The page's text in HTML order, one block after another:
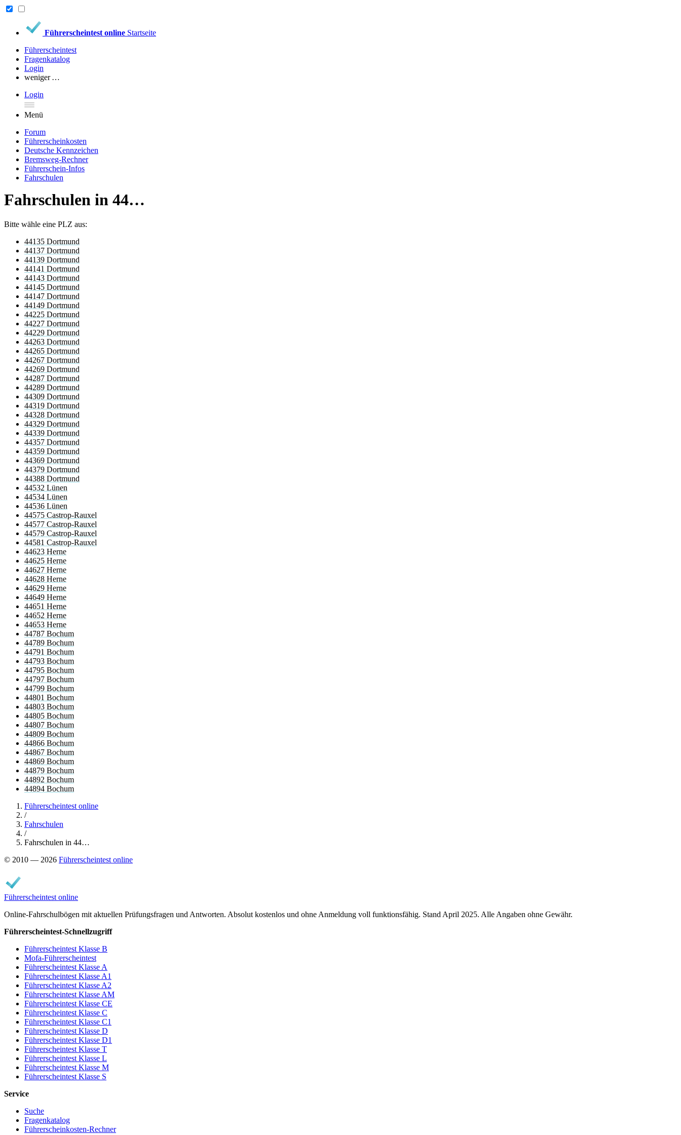
Führerscheintest online Startseite
Führerscheintest
Fragenkatalog
Login
weniger …
Login
Menü
Forum
Führerscheinkosten
Deutsche Kennzeichen
Bremsweg-Rechner
Führerschein-Infos
Fahrschulen
Fahrschulen in 44…
Bitte wähle eine PLZ aus:
44135 Dortmund
44137 Dortmund
44139 Dortmund
44141 Dortmund
44143 Dortmund
44145 Dortmund
44147 Dortmund
44149 Dortmund
44225 Dortmund
44227 Dortmund
44229 Dortmund
44263 Dortmund
44265 Dortmund
44267 Dortmund
44269 Dortmund
44287 Dortmund
44289 Dortmund
44309 Dortmund
44319 Dortmund
44328 Dortmund
44329 Dortmund
44339 Dortmund
44357 Dortmund
44359 Dortmund
44369 Dortmund
44379 Dortmund
44388 Dortmund
44532 Lünen
44534 Lünen
44536 Lünen
44575 Castrop-Rauxel
44577 Castrop-Rauxel
44579 Castrop-Rauxel
44581 Castrop-Rauxel
44623 Herne
44625 Herne
44627 Herne
44628 Herne
44629 Herne
44649 Herne
44651 Herne
44652 Herne
44653 Herne
44787 Bochum
44789 Bochum
44791 Bochum
44793 Bochum
44795 Bochum
44797 Bochum
44799 Bochum
44801 Bochum
44803 Bochum
44805 Bochum
44807 Bochum
44809 Bochum
44866 Bochum
44867 Bochum
44869 Bochum
44879 Bochum
44892 Bochum
44894 Bochum
Führerscheintest online
/
Fahrschulen
/
Fahrschulen in 44…
© 2010 — 2026 Führerscheintest online
Führerscheintest online
Online-Fahrschulbögen mit aktuellen Prüfungsfragen und Antworten. Absolut kostenlos und ohne Anmeldung voll funktionsfähig. Stand April 2025. Alle Angaben ohne Gewähr.
Führerscheintest-Schnellzugriff
Führerscheintest Klasse B
Mofa-Führerscheintest
Führerscheintest Klasse A
Führerscheintest Klasse A1
Führerscheintest Klasse A2
Führerscheintest Klasse AM
Führerscheintest Klasse CE
Führerscheintest Klasse C
Führerscheintest Klasse C1
Führerscheintest Klasse D
Führerscheintest Klasse D1
Führerscheintest Klasse T
Führerscheintest Klasse L
Führerscheintest Klasse M
Führerscheintest Klasse S
Service
Suche
Fragenkatalog
Führerscheinkosten-Rechner